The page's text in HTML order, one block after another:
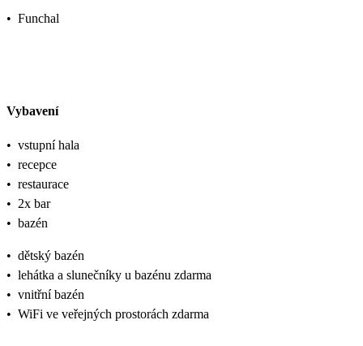
• Funchal
Vybavení
• vstupní hala
• recepce
• restaurace
• 2x bar
• bazén
• dětský bazén
• lehátka a slunečníky u bazénu zdarma
• vnitřní bazén
• WiFi ve veřejných prostorách zdarma